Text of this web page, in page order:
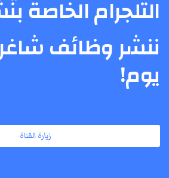
التلجرام الخاصة
ننشر وظائف
يوم!
زيارة القناة